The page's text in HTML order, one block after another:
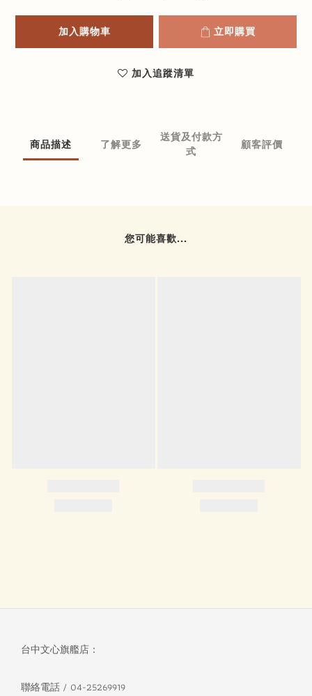
加入購物車 立即購買
加入追蹤清單
商品描述 了解更多
送貨及付款方
式
顧客評價
您可能喜歡...
台中文心旗艦店：
聯絡電話 / 04-25269919